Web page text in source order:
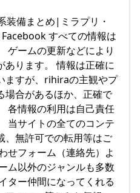
装備まとめ|ミラプリ・
すべての情報は
ゲームの更新などにより
あります。 情報は正確に
ますが、rihiraの主観やプ
場合があるほか、正確で
各情報の利用は自己責任
当サイトの全てのコンテ
、無許可での転用等はご
せフォーム（連絡先）よ
ム以外のジャンルも多数
ター仲間になってくれる